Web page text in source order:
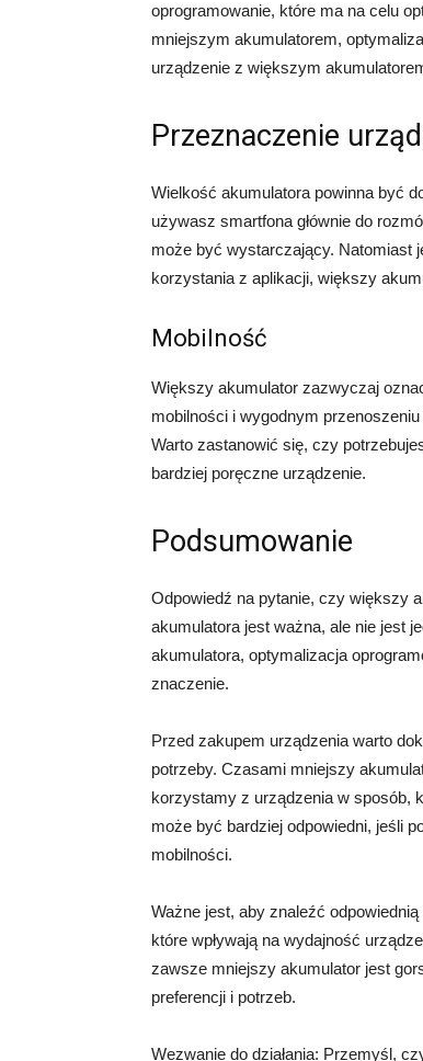
oprogramowanie, które ma na celu
mniejszym akumulatorem,
urządzenie z większym
Przeznaczenie
Wielkość akumulatora powinna być
używasz smartfona głównie do
może być wystarczający. Natomiast
korzystania z aplikacji, większy
Mobilność
Większy akumulator zazwyczaj
mobilności i wygodnym
Warto zastanowić się, czy
bardziej poręczne urządzenie.
Podsumowanie
Odpowiedź na pytanie, czy większy
akumulatora jest ważna, ale nie jest
akumulatora, optymalizacja
znaczenie.
Przed zakupem urządzenia warto
potrzeby. Czasami mniejszy
korzystamy z urządzenia w sposób,
może być bardziej odpowiedni, jeśli
mobilności.
Ważne jest, aby znaleźć
które wpływają na wydajność
zawsze mniejszy akumulator jest
preferencji i potrzeb.
Wezwanie do działania: Przemyśl,